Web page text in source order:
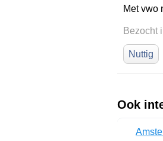
Met vwo
Bezocht
Nuttig
Ook